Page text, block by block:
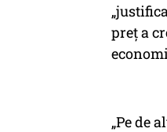
preț a
„Pe de